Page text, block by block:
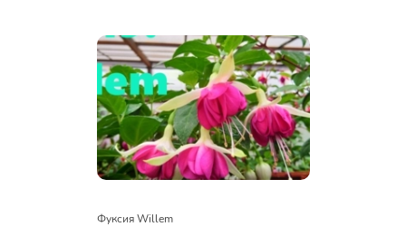
Фуксия Willem